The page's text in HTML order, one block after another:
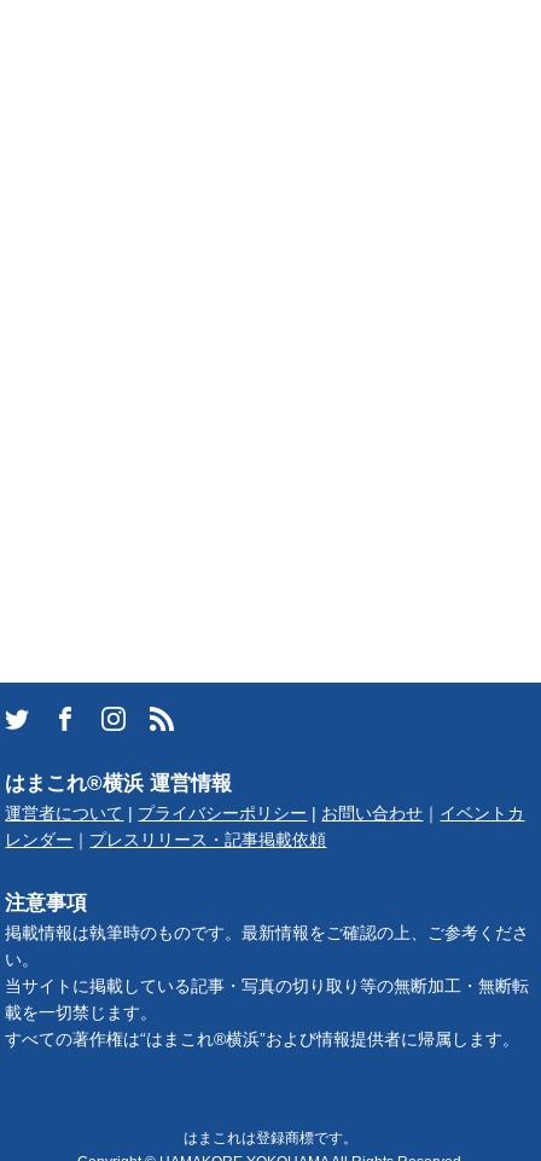
はまこれ®横浜 運営情報
運営者について プライバシーポリシー お問い合わせ
イベントカ
レンダー
プレスリリース・記事掲載依頼
注意事項
掲載情報は執筆時のものです。最新情報をご確認の上、ご参考くださ
い。
当サイトに掲載している記事・写真の切り取り等の無断加工・無断転
載を一切禁じます。
すべての著作権は“はまこれ®横浜”および情報提供者に帰属します。
はまこれは登録商標です。